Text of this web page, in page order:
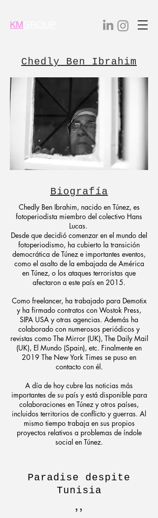
KM
Chedly Ben Ibrahim
Biografía
Chedly Ben Ibrahim, nacido en Túnez, es
fotoperiodista miembro del colectivo Hans
Lucas.
Desde que decidió comenzar en el mundo del
fotoperiodismo, ha cubierto la transición
democrática de Túnez e importantes eventos,
como el asalto de la embajada de América
en Túnez, o los ataques terroristas que
afectaron a este país en 2015.
Como freelancer, ha trabajado para Demotix
y ha firmado contratos con Wostok Press,
SIPA USA y otras agencias. Además ha
colaborado con numerosos periódicos y
revistas como The Mirror (UK), The Daily Mail
(UK), El Mundo (Spain), etc. Finalmente en
2019 The New York Times se puso en
contacto con él.
A día de hoy cubre las noticias más
importantes de su país y está disponible para
colaboraciones en Túnez y otros países,
incluidos territorios de conflicto y guerras. Al
mismo tiempo trabaja en sus propios
proyectos relativos a problemas de índole
social en Túnez.
Paradise despite
Tunisia
,,